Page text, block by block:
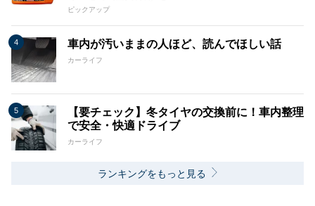
ピックアップ
車内が汚いままの人ほど、読んでほしい話
カーライフ
【要チェック】冬タイヤの交換前に！車内整理
で安全・快適ドライブ
カーライフ
ランキングをもっと見る